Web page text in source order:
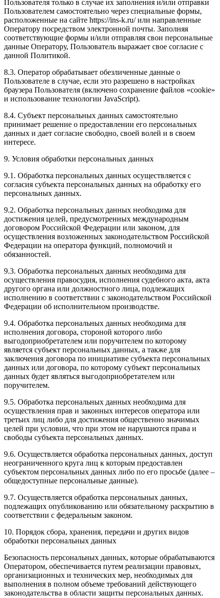
Пользователя только в случае их заполнения и/или отправки
Пользователем самостоятельно через специальные формы,
расположенные на сайте https://ins-k.ru/ или направленные
Оператору посредством электронной почты. Заполняя
соответствующие формы и/или отправляя свои персональные
данные Оператору, Пользователь выражает свое согласие с
данной Политикой.
8.3. Оператор обрабатывает обезличенные данные о
Пользователе в случае, если это разрешено в настройках
браузера Пользователя (включено сохранение файлов «cookie»
и использование технологии JavaScript).
8.4. Субъект персональных данных самостоятельно
принимает решение о предоставлении его персональных
данных и дает согласие свободно, своей волей и в своем
интересе.
9. Условия обработки персональных данных
9.1. Обработка персональных данных осуществляется с
согласия субъекта персональных данных на обработку его
персональных данных.
9.2. Обработка персональных данных необходима для
достижения целей, предусмотренных международным
договором Российской Федерации или законом, для
осуществления возложенных законодательством Российской
Федерации на оператора функций, полномочий и
обязанностей.
9.3. Обработка персональных данных необходима для
осуществления правосудия, исполнения судебного акта, акта
другого органа или должностного лица, подлежащих
исполнению в соответствии с законодательством Российской
Федерации об исполнительном производстве.
9.4. Обработка персональных данных необходима для
исполнения договора, стороной которого либо
выгодоприобретателем или поручителем по которому
является субъект персональных данных, а также для
заключения договора по инициативе субъекта персональных
данных или договора, по которому субъект персональных
данных будет являться выгодоприобретателем или
поручителем.
9.5. Обработка персональных данных необходима для
осуществления прав и законных интересов оператора или
третьих лиц либо для достижения общественно значимых
целей при условии, что при этом не нарушаются права и
свободы субъекта персональных данных.
9.6. Осуществляется обработка персональных данных, доступ
неограниченного круга лиц к которым предоставлен
субъектом персональных данных либо по его просьбе (далее –
общедоступные персональные данные).
9.7. Осуществляется обработка персональных данных,
подлежащих опубликованию или обязательному раскрытию в
соответствии с федеральным законом.
10. Порядок сбора, хранения, передачи и других видов
обработки персональных данных
Безопасность персональных данных, которые обрабатываются
Оператором, обеспечивается путем реализации правовых,
организационных и технических мер, необходимых для
выполнения в полном объеме требований действующего
законодательства в области защиты персональных данных.